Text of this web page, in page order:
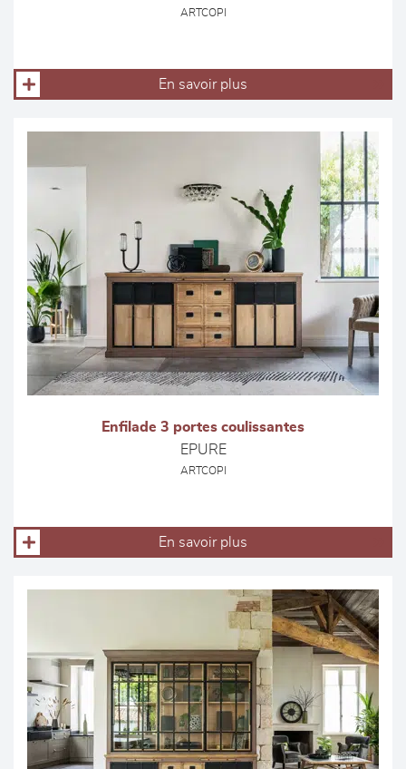
ARTCOPI
En savoir plus
Enfilade 3 portes coulissantes
EPURE
ARTCOPI
En savoir plus